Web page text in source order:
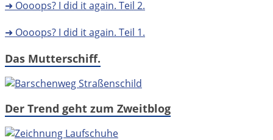
➜ Oooops? I did it again. Teil 2.
➜ Oooops? I did it again. Teil 1.
Das Mutterschiff.
Der Trend geht zum Zweitblog